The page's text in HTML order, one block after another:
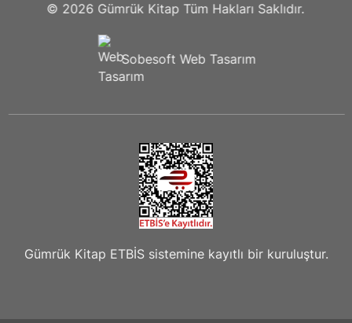
© 2026 Gümrük Kitap Tüm Hakları Saklıdır.
Sobesoft Web Tasarım
Gümrük Kitap ETBİS sistemine kayıtlı bir kuruluştur.